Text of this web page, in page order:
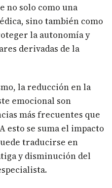
no solo como una
sino también como
la autonomía y
derivadas de la
la reducción en la
emocional son
más frecuentes que
esto se suma el impacto
traducirse en
y disminución del